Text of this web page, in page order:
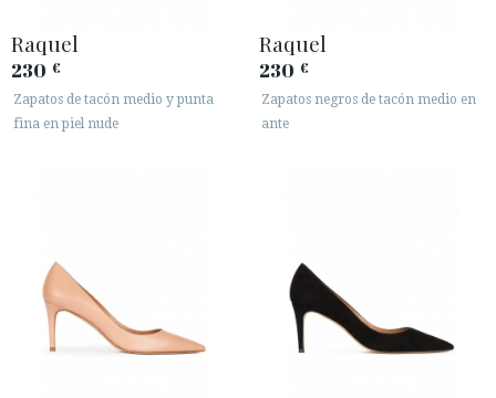
Raquel
230 €
Zapatos de tacón medio y punta
fina en piel nude
Raquel
230 €
Zapatos negros de tacón medio en
ante